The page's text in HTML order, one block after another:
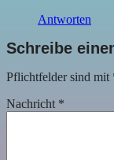
Antworten
Schreibe
Pflichtfelder sind mit
Nachricht *